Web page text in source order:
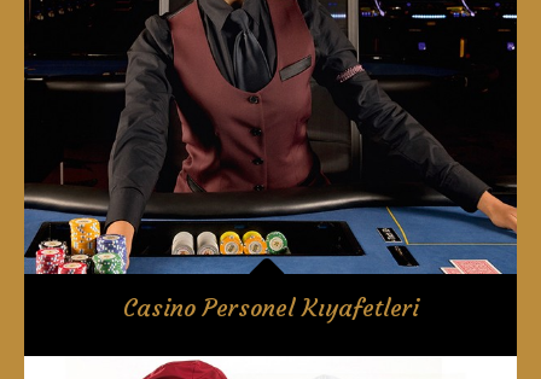
Casino Personel Kıyafetleri